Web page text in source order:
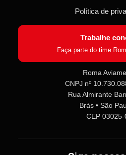
Política de
Trabalhe
Faça parte do time
Roma
CNPJ nº
Rua Almirante
Brás • São
CEP 03025-